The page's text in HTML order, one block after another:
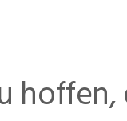
hoffen,